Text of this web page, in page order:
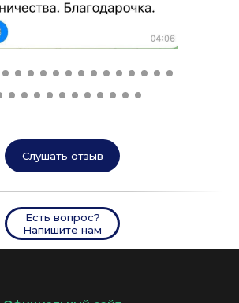
Слушать отзыв
Есть вопрос?
Напишите нам